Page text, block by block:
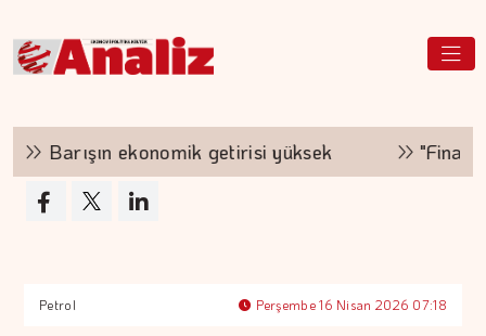
Barışın ekonomik getirisi yüksek
Petrol Perşembe 16 Nisan 2026 07:18